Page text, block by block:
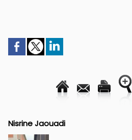
Nisrine Jaouadi